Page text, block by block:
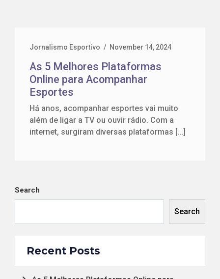
Jornalismo Esportivo / November 14, 2024
As 5 Melhores Plataformas
Online para Acompanhar
Esportes
Há anos, acompanhar esportes vai muito
além de ligar a TV ou ouvir rádio. Com a
internet, surgiram diversas plataformas […]
Search
Search
Recent Posts